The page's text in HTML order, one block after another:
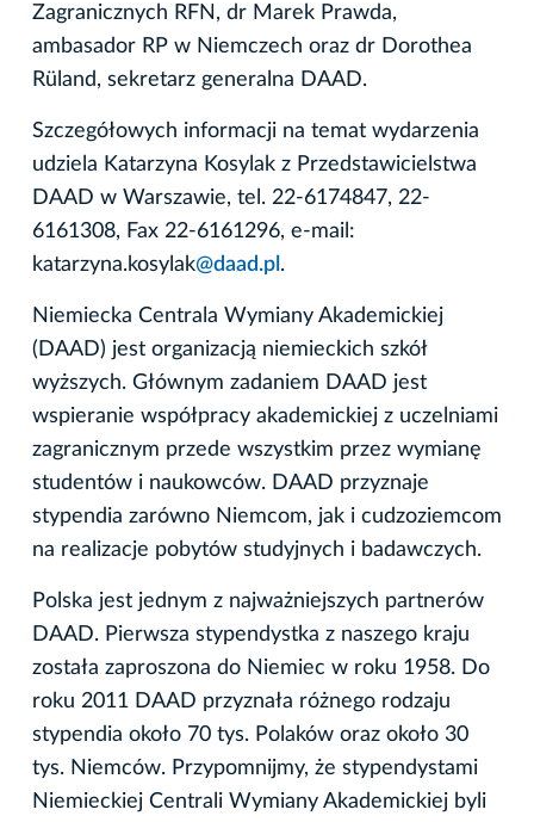
Zagranicznych RFN, dr Marek Prawda,
ambasador RP w Niemczech oraz dr Dorothea
Rüland, sekretarz generalna DAAD.
Szczegółowych informacji na temat wydarzenia
udziela Katarzyna Kosylak z Przedstawicielstwa
DAAD w Warszawie, tel. 22-6174847, 22-
6161308, Fax 22-6161296, e-mail:
katarzyna.kosylak@daad.pl .
Niemiecka Centrala Wymiany Akademickiej
(DAAD) jest organizacją niemieckich szkół
wyższych. Głównym zadaniem DAAD jest
wspieranie współpracy akademickiej z uczelniami
zagranicznym przede wszystkim przez wymianę
studentów i naukowców. DAAD przyznaje
stypendia zarówno Niemcom, jak i cudzoziemcom
na realizacje pobytów studyjnych i badawczych.
Polska jest jednym z najważniejszych partnerów
DAAD. Pierwsza stypendystka z naszego kraju
została zaproszona do Niemiec w roku 1958. Do
roku 2011 DAAD przyznała różnego rodzaju
stypendia około 70 tys. Polaków oraz około 30
tys. Niemców. Przypomnijmy, że stypendystami
Niemieckiej Centrali Wymiany Akademickiej byli